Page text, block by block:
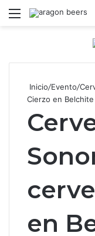
Menú
Inicio/Evento/
Cierzo en
en